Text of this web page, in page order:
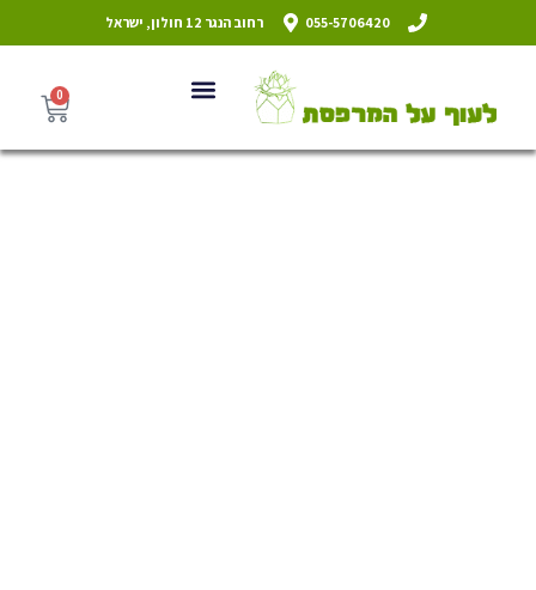
055-5706420 רחוב הנגר 12 חולון, ישראל
0